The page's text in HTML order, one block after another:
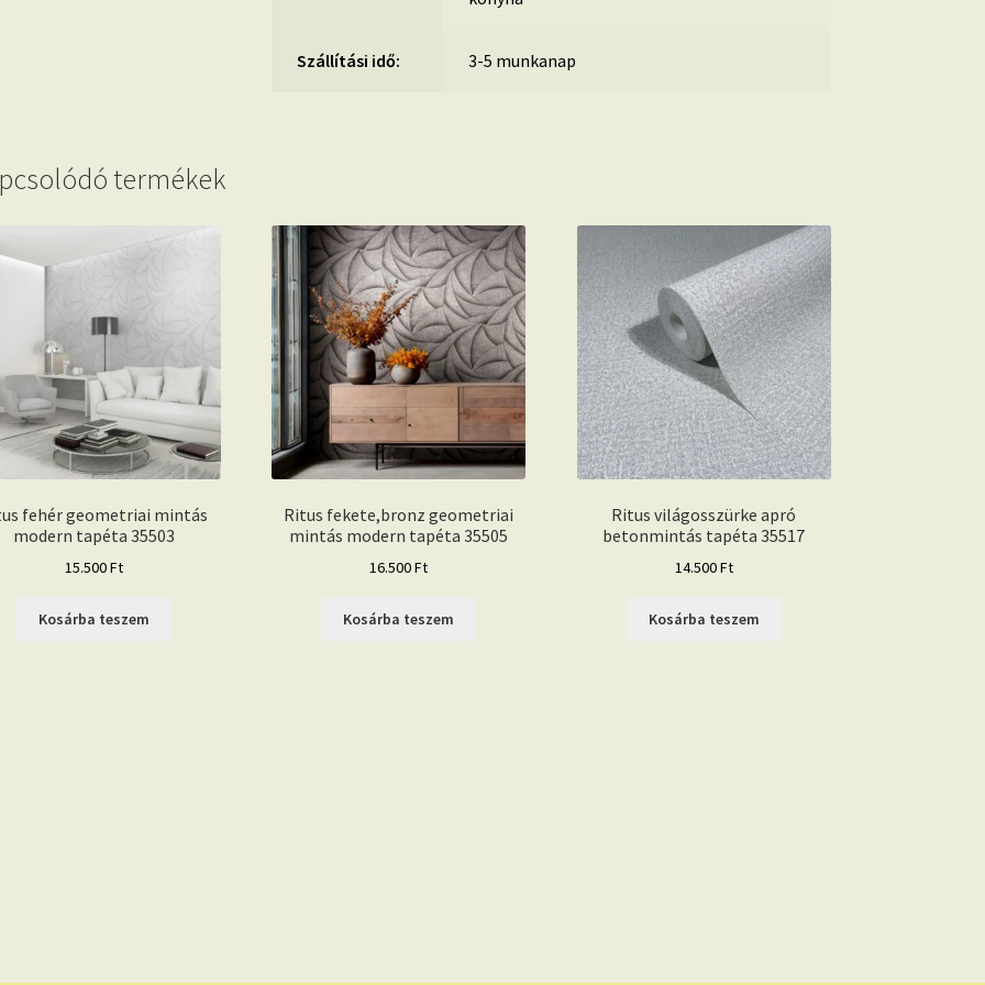
Szállítási idő: 3-5 munkanap
termékek
fehér geometriai mintás
modern tapéta 35503
15.500Ft
Kosárba teszem
Ritus fekete,bronz geometriai
mintás modern tapéta 35505
16.500Ft
Kosárba teszem
Ritus világosszürke apró
betonmintás tapéta 35517
14.500Ft
Kosárba teszem